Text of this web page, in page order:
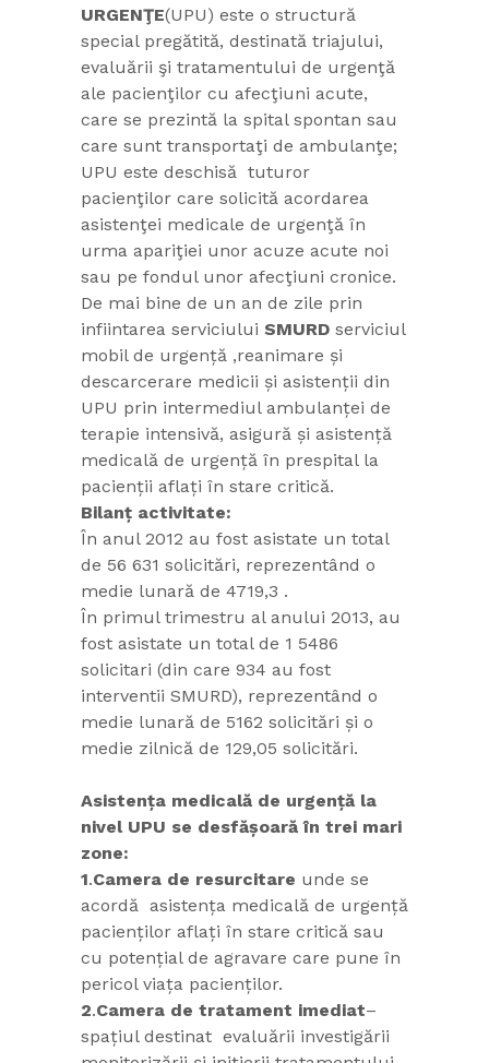
URGENŢE(UPU) este o structură
special pregătită, destinată triajului,
evaluării şi tratamentului de urgenţă
ale pacienţilor cu afecţiuni acute,
care se prezintă la spital spontan sau
care sunt transportaţi de ambulanţe;
UPU este deschisă tuturor
pacienţilor care solicită acordarea
asistenţei medicale de urgenţă în
urma apariţiei unor acuze acute noi
sau pe fondul unor afecţiuni cronice.
De mai bine de un an de zile prin
infiintarea serviciului SMURD serviciul
mobil de urgență ,reanimare și
descarcerare medicii și asistenții din
UPU prin intermediul ambulanței de
terapie intensivă, asigură și asistență
medicală de urgență în prespital la
pacienții aflați în stare critică.
Bilanț activitate:
În anul 2012 au fost asistate un total
de 56 631 solicitări, reprezentând o
medie lunară de 4719,3 .
În primul trimestru al anului 2013, au
fost asistate un total de 1 5486
solicitari (din care 934 au fost
interventii SMURD), reprezentând o
medie lunară de 5162 solicitări și o
medie zilnică de 129,05 solicitări.
Asistența medicală de urgență la
nivel UPU se desfășoară în trei mari
zone:
1.Camera de resurcitare unde se
acordă asistența medicală de urgență
pacienților aflați în stare critică sau
cu potențial de agravare care pune în
pericol viața pacienților.
2.Camera de tratament imediat–
spațiul destinat evaluării investigării